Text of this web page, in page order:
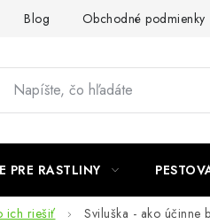
Blog Obchodné podmienky
PRE RASTLINY
ich riešiť Sviluška - ako účinne